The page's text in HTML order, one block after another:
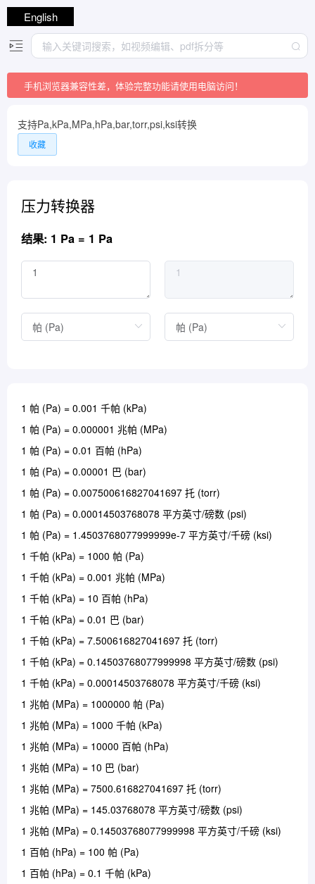
English
手机浏览器兼容性差，体验完整功能请使用电脑访问！
支持Pa,kPa,MPa,hPa,bar,torr,psi,ksi转换
收藏
压力转换器
结果: 1 Pa = 1 Pa
1 帕 (Pa) = 0.001 千帕 (kPa)
1 帕 (Pa) = 0.000001 兆帕 (MPa)
1 帕 (Pa) = 0.01 百帕 (hPa)
1 帕 (Pa) = 0.00001 巴 (bar)
1 帕 (Pa) = 0.007500616827041697 托 (torr)
1 帕 (Pa) = 0.00014503768078 平方英寸/磅数 (psi)
1 帕 (Pa) = 1.4503768077999999e-7 平方英寸/千磅 (ksi)
1 千帕 (kPa) = 1000 帕 (Pa)
1 千帕 (kPa) = 0.001 兆帕 (MPa)
1 千帕 (kPa) = 10 百帕 (hPa)
1 千帕 (kPa) = 0.01 巴 (bar)
1 千帕 (kPa) = 7.500616827041697 托 (torr)
1 千帕 (kPa) = 0.14503768077999998 平方英寸/磅数 (psi)
1 千帕 (kPa) = 0.00014503768078 平方英寸/千磅 (ksi)
1 兆帕 (MPa) = 1000000 帕 (Pa)
1 兆帕 (MPa) = 1000 千帕 (kPa)
1 兆帕 (MPa) = 10000 百帕 (hPa)
1 兆帕 (MPa) = 10 巴 (bar)
1 兆帕 (MPa) = 7500.616827041697 托 (torr)
1 兆帕 (MPa) = 145.03768078 平方英寸/磅数 (psi)
1 兆帕 (MPa) = 0.14503768077999998 平方英寸/千磅 (ksi)
1 百帕 (hPa) = 100 帕 (Pa)
1 百帕 (hPa) = 0.1 千帕 (kPa)